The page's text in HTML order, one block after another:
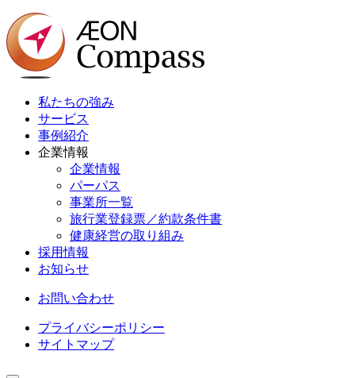
私たちの強み
サービス
事例紹介
企業情報
企業情報
パーパス
事業所一覧
旅行業登録票／約款条件書
健康経営の取り組み
採用情報
お知らせ
お問い合わせ
プライバシーポリシー
サイトマップ